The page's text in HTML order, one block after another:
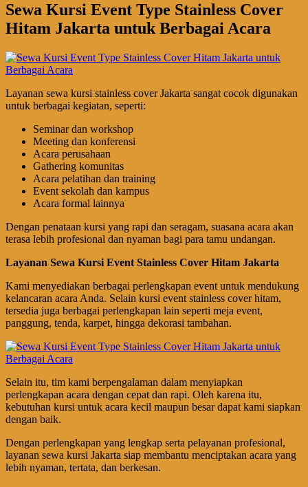
Sewa Kursi Event Type Stainless Cover
Hitam Jakarta untuk Berbagai Acara
Layanan sewa kursi stainless cover Jakarta sangat cocok digunakan
untuk berbagai kegiatan, seperti:
Seminar dan workshop
Meeting dan konferensi
Acara perusahaan
Gathering komunitas
Acara pelatihan dan training
Event sekolah dan kampus
Acara formal lainnya
Dengan penataan kursi yang rapi dan seragam, suasana acara akan
terasa lebih profesional dan nyaman bagi para tamu undangan.
Layanan Sewa Kursi Event Stainless Cover Hitam Jakarta
Kami menyediakan berbagai perlengkapan event untuk mendukung
kelancaran acara Anda. Selain kursi event stainless cover hitam,
tersedia juga berbagai perlengkapan lain seperti meja event,
panggung, tenda, karpet, hingga dekorasi tambahan.
Selain itu, tim kami berpengalaman dalam menyiapkan
perlengkapan acara dengan cepat dan rapi. Oleh karena itu,
kebutuhan kursi untuk acara kecil maupun besar dapat kami siapkan
dengan baik.
Dengan perlengkapan yang lengkap serta pelayanan profesional,
layanan sewa kursi Jakarta siap membantu menciptakan acara yang
lebih nyaman, tertata, dan berkesan.